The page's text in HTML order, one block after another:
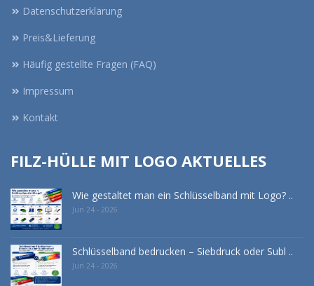
Datenschutzerklärung
Preis&Lieferung
Häufig gestellte Fragen (FAQ)
Impressum
Kontakt
FILZ-HÜLLE MIT LOGO AKTUELLES
Wie gestaltet man ein Schlüsselband mit Logo? ..
Jun 24 - 2026
Schlüsselband bedrucken – Siebdruck oder Subl ..
Jun 24 - 2026